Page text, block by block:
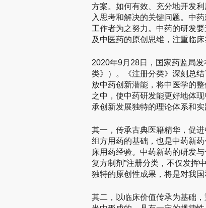
方案。如何有效、充分地开发
入思考和解决的关键问题。中
工作者为之努力。中药的研发
及中医药的原创思维，注重临
2020年9月28日，国家药监局
类》）。《注册分类》深刻总
放中药创新潜能，将中医学的
之中，使中药研发能更好地体
承创新发展独特的理论体系和
其一，传承古典医籍精华，促
组方用药的基础，也是中药新
床用药经验。中药新药的研发
复方制剂”注册分类，不仅发挥
独特的原创性成果，将是对我国
其二，以临床价值传承为基础